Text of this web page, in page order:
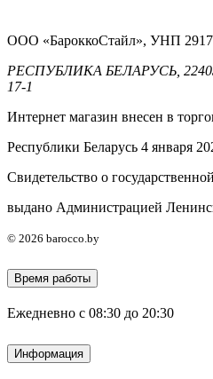
ООО «БароккоСтайл», УНП
РЕСПУБЛИКА БЕЛАРУСЬ,
17-1
Интернет магазин внесен в
Республики Беларусь 4 января
Свидетельство о
выдано Администрацией
© 2026 barocco.by
Время работы
Ежедневно с 08:30 до 20:30
Информация